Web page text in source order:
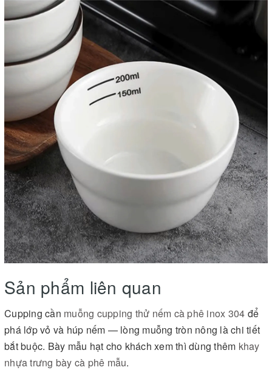
Sản phẩm liên quan
Cupping cần muỗng cupping thử nếm cà phê inox 304 để
phá lớp vỏ và húp nếm — lòng muỗng tròn nông là chi tiết
bắt buộc. Bày mẫu hạt cho khách xem thì dùng thêm khay
nhựa trưng bày cà phê mẫu.